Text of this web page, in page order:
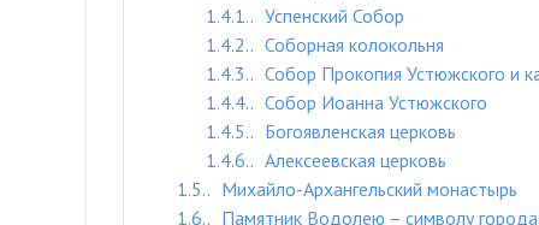
1.4.1.
Успенский Собор
1.4.2.
Соборная колокольня
1.4.3.
Собор Прокопия Устюжского и
1.4.4.
Собор Иоанна Устюжского
1.4.5.
Богоявленская церковь
1.4.6.
Алексеевская церковь
1.5.
Михайло-Архангельский монастырь
1.6.
Памятник Водолею – символу города